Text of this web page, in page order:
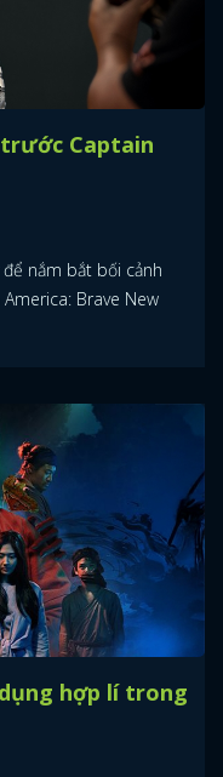
Captain
nắm bắt bối cảnh
Brave New
hợp lí trong